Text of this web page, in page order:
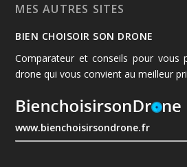
MES AUTRES SITES
BIEN CHOISOIR SON DRONE
Comparateur et conseils pour vous
drone qui vous convient au meilleur
www.bienchoisirsondrone.fr